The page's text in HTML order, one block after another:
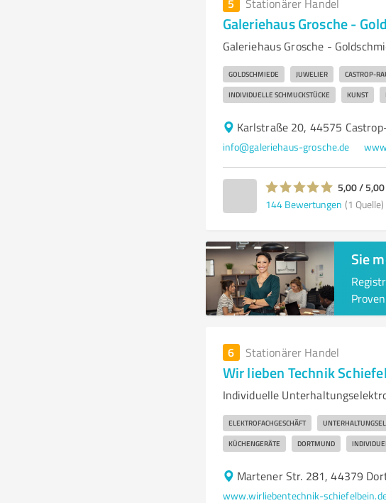
Stationärer Handel
Galeriehaus Grosche -
Galeriehaus Grosche -
GOLDSCHMIEDE JUWELIER CASTROP-
INDIVIDUELLE SCHMUCKSTÜCKE KUNST
Karlstraße 20, 44575
info@galeriehaus-grosche.de
5,00 / 5,00
144 Bewertungen (1 Quelle)
Sie
6 Stationärer Handel
Wir lieben Technik
Individuelle
ELEKTROFACHGESCHÄFT
KÜCHENGERÄTE DORTMUND
Martener Str. 281, 44379
www.wirliebentechnik-